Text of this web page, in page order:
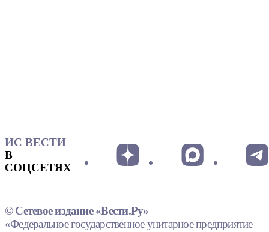
ИС ВЕСТИ
В
СОЦСЕТЯХ
© Сетевое издание «Вести.Ру»
«Федеральное государственное унитарное предприятие